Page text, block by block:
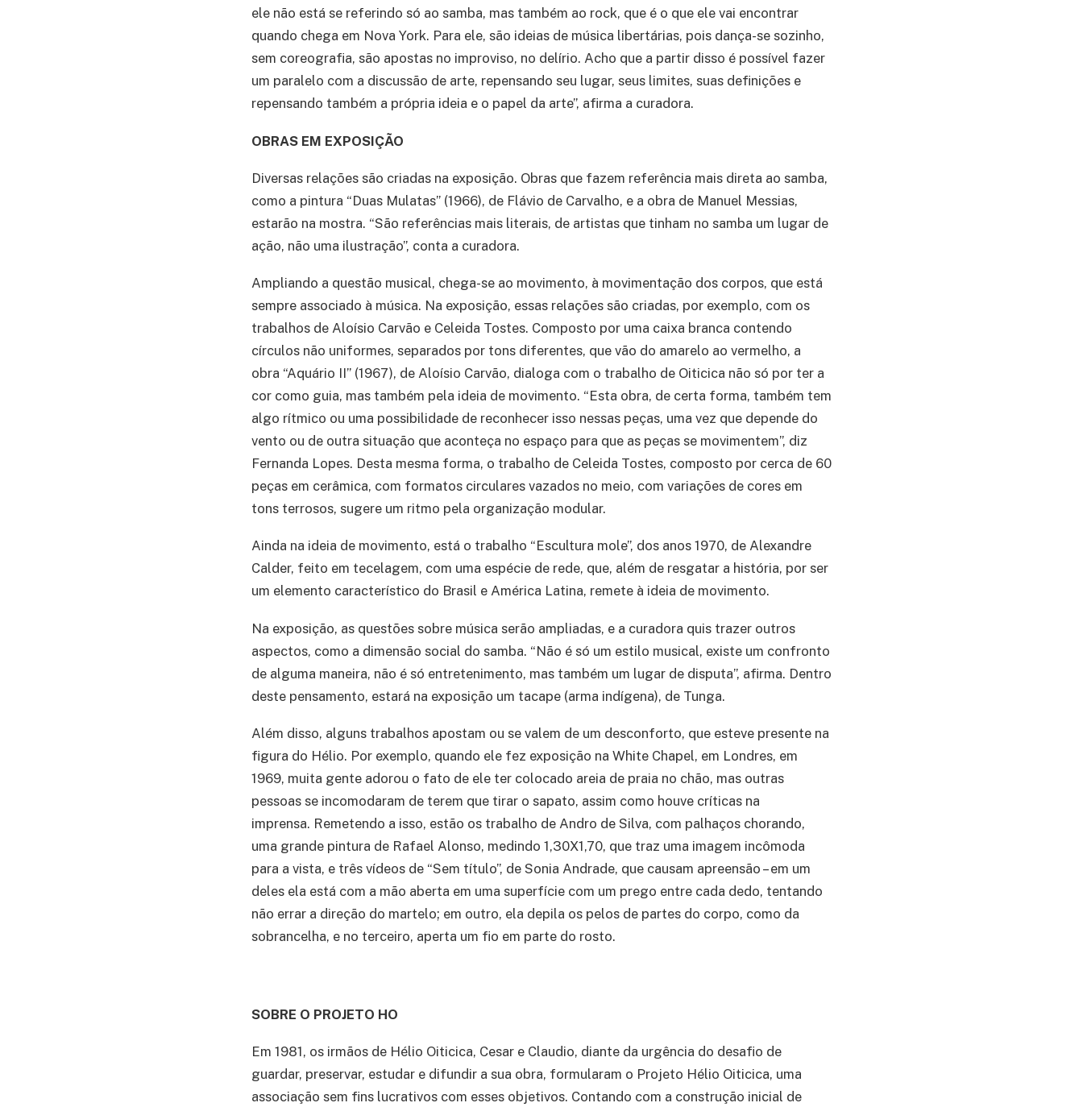
ele não está se referindo só ao samba, mas também ao rock, que é o que ele vai encontrar
quando chega em Nova York. Para ele, são ideias de música libertárias, pois dança-se sozinho,
sem coreografia, são apostas no improviso, no delírio. Acho que a partir disso é possível fazer
um paralelo com a discussão de arte, repensando seu lugar, seus limites, suas definições e
repensando também a própria ideia e o papel da arte”, afirma a curadora.
OBRAS EM EXPOSIÇÃO
Diversas relações são criadas na exposição. Obras que fazem referência mais direta ao samba,
como a pintura “Duas Mulatas” (1966), de Flávio de Carvalho, e a obra de Manuel Messias,
estarão na mostra. “São referências mais literais, de artistas que tinham no samba um lugar de
ação, não uma ilustração”, conta a curadora.
Ampliando a questão musical, chega-se ao movimento, à movimentação dos corpos, que está
sempre associado à música. Na exposição, essas relações são criadas, por exemplo, com os
trabalhos de Aloísio Carvão e Celeida Tostes. Composto por uma caixa branca contendo
círculos não uniformes, separados por tons diferentes, que vão do amarelo ao vermelho, a
obra “Aquário II” (1967), de Aloísio Carvão, dialoga com o trabalho de Oiticica não só por ter a
cor como guia, mas também pela ideia de movimento. “Esta obra, de certa forma, também tem
algo rítmico ou uma possibilidade de reconhecer isso nessas peças, uma vez que depende do
vento ou de outra situação que aconteça no espaço para que as peças se movimentem”, diz
Fernanda Lopes. Desta mesma forma, o trabalho de Celeida Tostes, composto por cerca de 60
peças em cerâmica, com formatos circulares vazados no meio, com variações de cores em
tons terrosos, sugere um ritmo pela organização modular.
Ainda na ideia de movimento, está o trabalho “Escultura mole”, dos anos 1970, de Alexandre
Calder, feito em tecelagem, com uma espécie de rede, que, além de resgatar a história, por ser
um elemento característico do Brasil e América Latina, remete à ideia de movimento.
Na exposição, as questões sobre música serão ampliadas, e a curadora quis trazer outros
aspectos, como a dimensão social do samba. “Não é só um estilo musical, existe um confronto
de alguma maneira, não é só entretenimento, mas também um lugar de disputa”, afirma. Dentro
deste pensamento, estará na exposição um tacape (arma indígena), de Tunga.
Além disso, alguns trabalhos apostam ou se valem de um desconforto, que esteve presente na
figura do Hélio. Por exemplo, quando ele fez exposição na White Chapel, em Londres, em
1969, muita gente adorou o fato de ele ter colocado areia de praia no chão, mas outras
pessoas se incomodaram de terem que tirar o sapato, assim como houve críticas na
imprensa. Remetendo a isso, estão os trabalho de Andro de Silva, com palhaços chorando,
uma grande pintura de Rafael Alonso, medindo 1,30X1,70, que traz uma imagem incômoda
para a vista, e três vídeos de “Sem título”, de Sonia Andrade, que causam apreensão – em um
deles ela está com a mão aberta em uma superfície com um prego entre cada dedo, tentando
não errar a direção do martelo; em outro, ela depila os pelos de partes do corpo, como da
sobrancelha, e no terceiro, aperta um fio em parte do rosto.
SOBRE O PROJETO HO
Em 1981, os irmãos de Hélio Oiticica, Cesar e Claudio, diante da urgência do desafio de
guardar, preservar, estudar e difundir a sua obra, formularam o Projeto Hélio Oiticica, uma
associação sem fins lucrativos com esses objetivos. Contando com a construção inicial de